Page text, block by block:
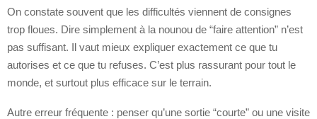
On constate souvent que les difficultés viennent de consignes
trop floues. Dire simplement à la nounou de “faire attention” n’est
pas suffisant. Il vaut mieux expliquer exactement ce que tu
autorises et ce que tu refuses. C’est plus rassurant pour tout le
monde, et surtout plus efficace sur le terrain.
Autre erreur fréquente : penser qu’une sortie “courte” ou une visite